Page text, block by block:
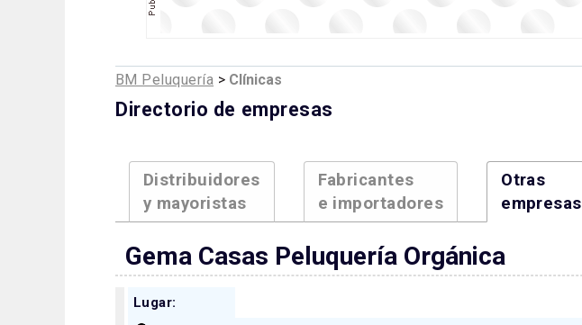
BM Peluquería > Clínicas
Directorio de empresas
Distribuidores
y mayoristas
Fabricantes
e importadores
Otras
empresas
Gema Casas Peluquería Orgánica
Lugar: